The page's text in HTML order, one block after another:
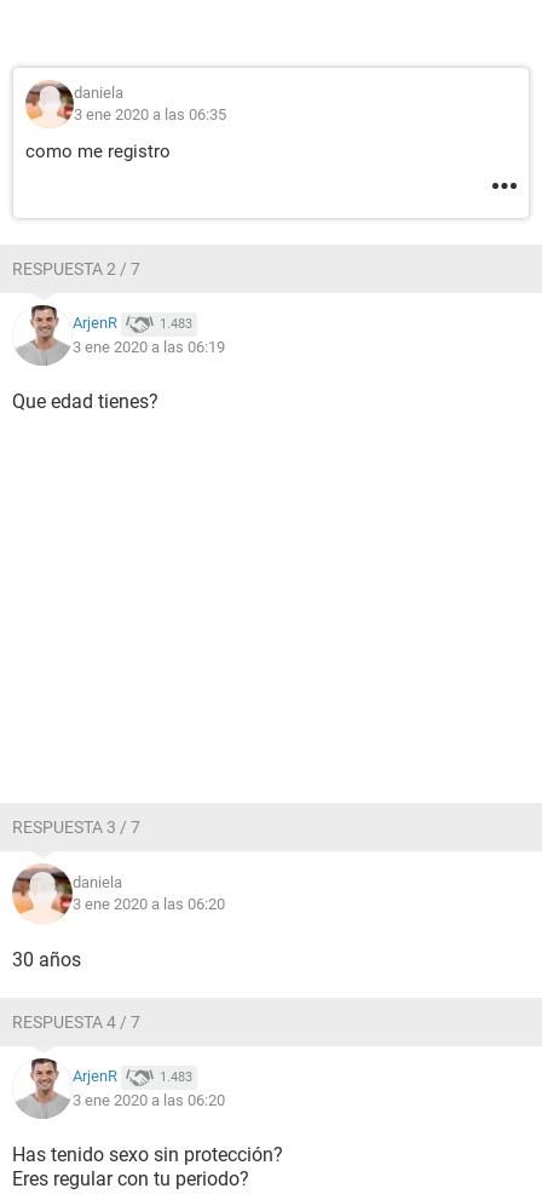
daniela
3 ene 2020 a las 06:35
como me registro
RESPUESTA 2 / 7
ArjenR 1.483
3 ene 2020 a las 06:19
Que edad tienes?
RESPUESTA 3 / 7
daniela
3 ene 2020 a las 06:20
30 años
RESPUESTA 4 / 7
ArjenR 1.483
3 ene 2020 a las 06:20
Has tenido sexo sin protección?
Eres regular con tu periodo?